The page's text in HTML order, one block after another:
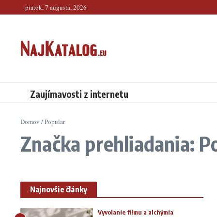
Preskočiť na obsahpiatok, 7 augusta, 2026
Zaujímavosti z internetu
Domov /Popular
Značka prehliadania:
Najnovšie články
Vyvolanie filmu a alchýmia